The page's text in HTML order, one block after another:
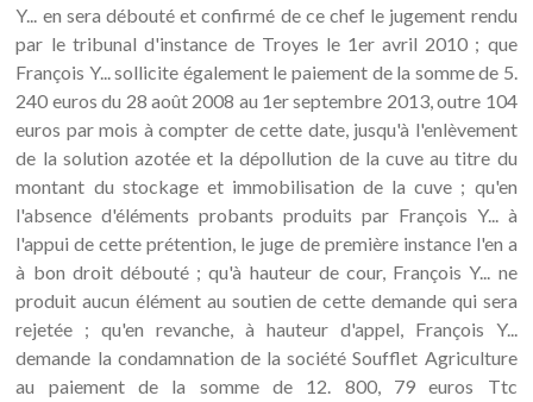
Y... en sera débouté et confirmé de ce chef le jugement rendu
par le tribunal d'instance de Troyes le 1er avril 2010 ; que
François Y... sollicite également le paiement de la somme de 5.
240 euros du 28 août 2008 au 1er septembre 2013, outre 104
euros par mois à compter de cette date, jusqu'à l'enlèvement
de la solution azotée et la dépollution de la cuve au titre du
montant du stockage et immobilisation de la cuve ; qu'en
l'absence d'éléments probants produits par François Y... à
l'appui de cette prétention, le juge de première instance l'en a
à bon droit débouté ; qu'à hauteur de cour, François Y... ne
produit aucun élément au soutien de cette demande qui sera
rejetée ; qu'en revanche, à hauteur d'appel, François Y...
demande la condamnation de la société Soufflet Agriculture
au paiement de la somme de 12. 800, 79 euros Ttc